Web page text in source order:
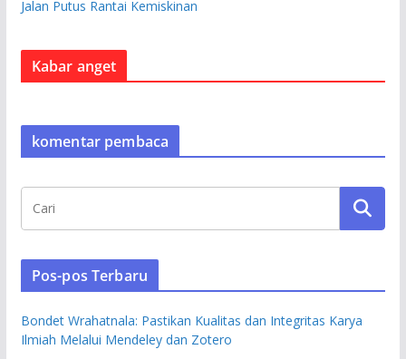
Jalan Putus Rantai Kemiskinan
Kabar anget
komentar pembaca
Pos-pos Terbaru
Bondet Wrahatnala: Pastikan Kualitas dan Integritas Karya
Ilmiah Melalui Mendeley dan Zotero